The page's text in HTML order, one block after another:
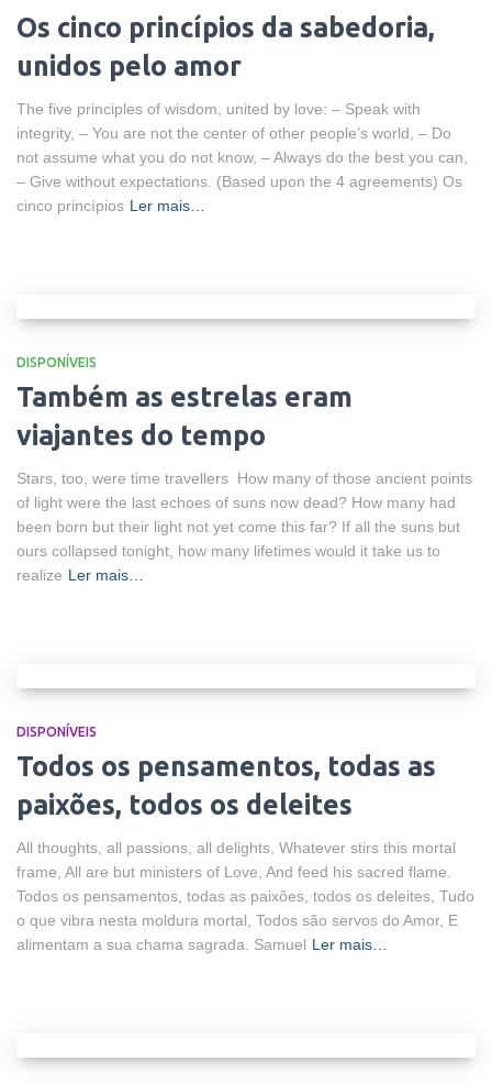
Os cinco princípios da sabedoria,
unidos pelo amor
The five principles of wisdom, united by love: – Speak with
integrity, – You are not the center of other people’s world, – Do
not assume what you do not know, – Always do the best you can,
– Give without expectations. (Based upon the 4 agreements) Os
cinco princípios Ler mais…
DISPONÍVEIS
Também as estrelas eram
viajantes do tempo
Stars, too, were time travellers How many of those ancient points
of light were the last echoes of suns now dead? How many had
been born but their light not yet come this far? If all the suns but
ours collapsed tonight, how many lifetimes would it take us to
realize Ler mais…
DISPONÍVEIS
Todos os pensamentos, todas as
paixões, todos os deleites
All thoughts, all passions, all delights, Whatever stirs this mortal
frame, All are but ministers of Love, And feed his sacred flame.
Todos os pensamentos, todas as paixões, todos os deleites, Tudo
o que vibra nesta moldura mortal, Todos são servos do Amor, E
alimentam a sua chama sagrada. Samuel Ler mais…